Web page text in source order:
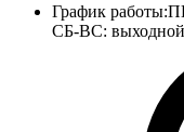
График работы:
СБ-ВС: выходной